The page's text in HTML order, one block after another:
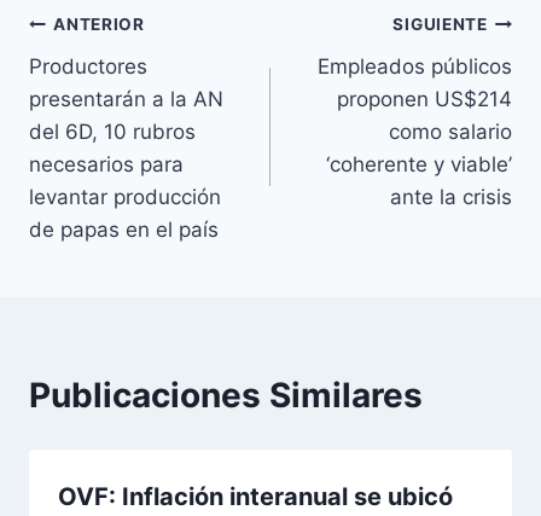
Navegación
de
entradas
ANTERIOR
Productores
presentarán a la AN
del 6D, 10 rubros
necesarios para
levantar producción
de papas en el país
SIGUIENTE
Empleados públicos
proponen US$214
como salario
‘coherente y viable’
ante la crisis
Publicaciones Similares
OVF: Inflación interanual se ubicó